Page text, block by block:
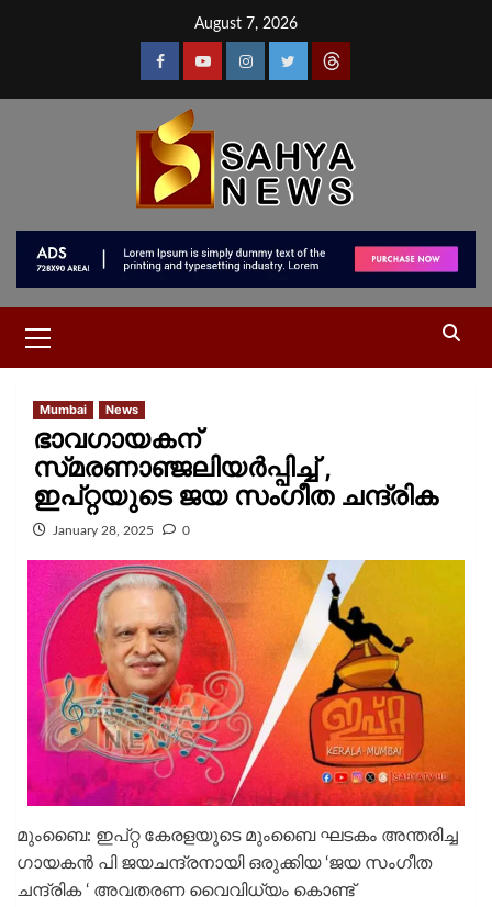
August 7, 2026
Mumbai News
ഭാവഗായകന്
സ്‌മരണാഞ്ജലിയർപ്പിച്ച് ,
ഇപ്റ്റയുടെ ജയ സംഗീത ചന്ദ്രിക
January 28, 2025 0
മുംബൈ: ഇപ്റ്റ കേരളയുടെ മുംബൈ ഘടകം അന്തരിച്ച
ഗായകൻ പി ജയചന്ദ്രനായി ഒരുക്കിയ ‘ജയ സംഗീത
ചന്ദ്രിക ‘ അവതരണ വൈവിധ്യം കൊണ്ട്